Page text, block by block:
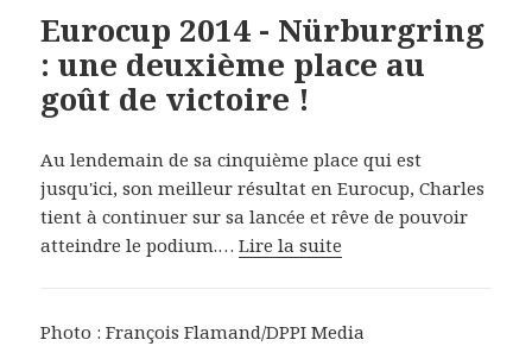
Eurocup 2014 - Nürburgring
: une deuxième place au
goût de victoire !
Au lendemain de sa cinquième place qui est
jusqu'ici, son meilleur résultat en Eurocup, Charles
tient à continuer sur sa lancée et rêve de pouvoir
atteindre le podium.…Lire la suite
Photo : François Flamand/DPPI Media